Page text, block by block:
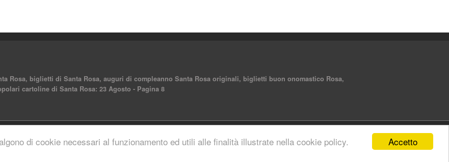
Accetto
di cookie necessari al funzionamento ed utili alle finalità illustrate nella cookie policy.
Rosa, biglietti di Santa Rosa, auguri di compleanno Santa Rosa originali, biglietti buon onomastico Rosa,
cartoline di Santa Rosa: 23 Agosto - Pagina 8